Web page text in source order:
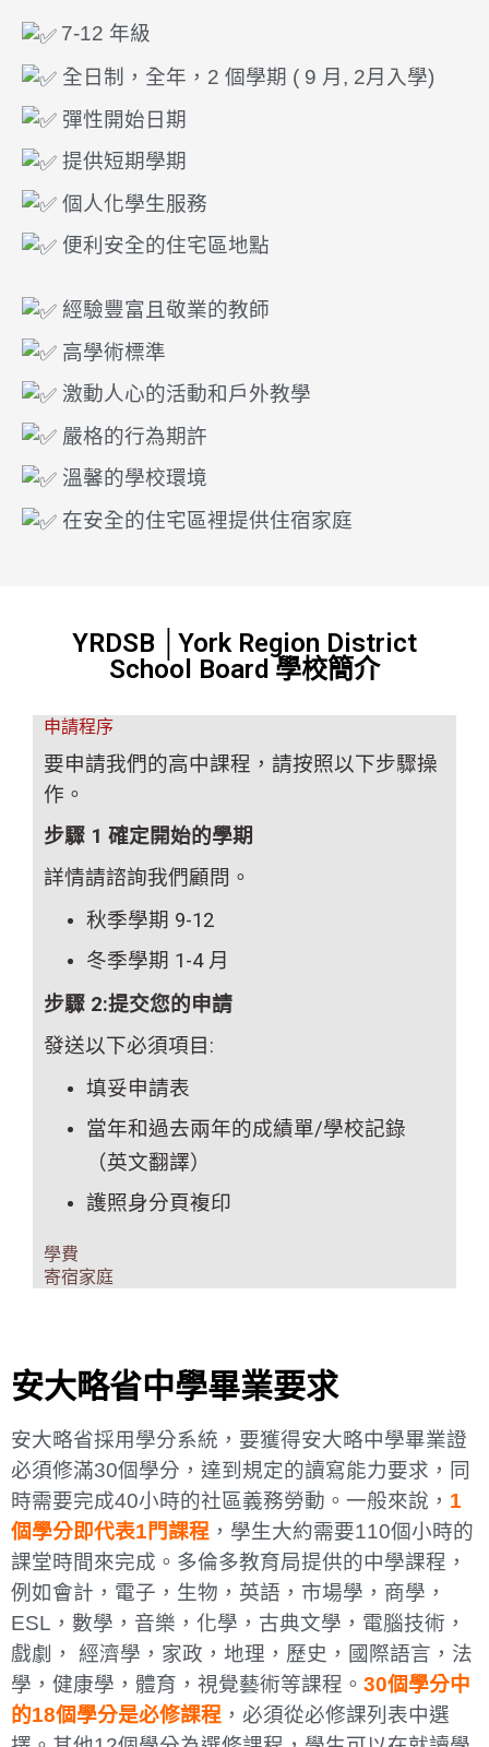
7-12 年級
全日制，全年，2 個學期 ( 9 月, 2月入學)
彈性開始日期
提供短期學期
個人化學生服務
便利安全的住宅區地點
經驗豐富且敬業的教師
高學術標準
激動人心的活動和戶外教學
嚴格的行為期許
溫馨的學校環境
在安全的住宅區裡提供住宿家庭
YRDSB │York Region District
School Board 學校簡介
申請程序
要申請我們的高中課程，請按照以下步驟操
作。
步驟 1 確定開始的學期
詳情請諮詢我們顧問。
秋季學期 9-12
冬季學期 1-4 月
步驟 2:提交您的申請
發送以下必須項目:
填妥申請表
當年和過去兩年的成績單/學校記錄
（英文翻譯）
護照身分頁複印
學費
寄宿家庭
安大略省中學畢業要求​
安大略省採用學分系統，要獲得安大略中學畢業證
必須修滿30個學分，達到規定的讀寫能力要求，同
時需要完成40小時的社區義務勞動。一般來說， 1
個學分即代表1門課程 ，學生大約需要110個小時的
課堂時間來完成。多倫多教育局提供的中學課程，
例如會計，電子，生物，英語，市場學，商學，
ESL，數學，音樂，化學，古典文學，電腦技術，
戲劇， 經濟學，家政，地理，歷史，國際語言，法
學，健康學，體育，視覺藝術等課程。 30個學分中
的18個學分是必修課程 ，必須從必修課列表中選